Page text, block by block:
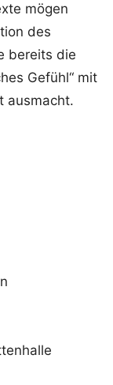
mögen
des
bereits die
Gefühl“ mit
ausmacht.